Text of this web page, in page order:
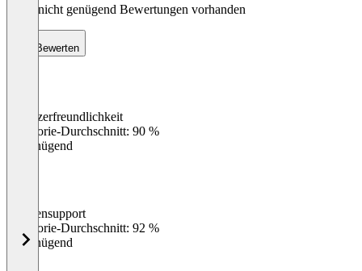
Noch nicht genügend Bewertungen vorhanden
Bewerten
Benutzerfreundlichkeit
Kategorie-Durchschnitt: 90 %
Ungenügend
Kundensupport
Kategorie-Durchschnitt: 92 %
Ungenügend